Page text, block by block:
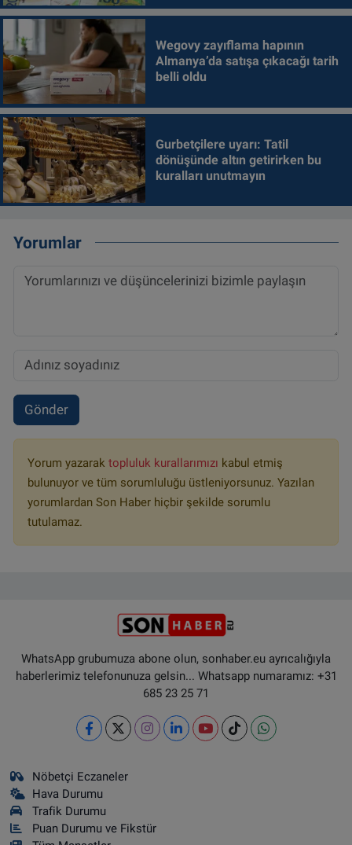
Wegovy zayıflama hapının
Almanya’da satışa çıkacağı tarih
belli oldu
Gurbetçilere uyarı: Tatil
dönüşünde altın getirirken bu
kuralları unutmayın
Yorumlar
Gönder
Yorum yazarak topluluk kurallarımızı kabul etmiş
bulunuyor ve tüm sorumluluğu üstleniyorsunuz. Yazılan
yorumlardan Son Haber hiçbir şekilde sorumlu
tutulamaz.
WhatsApp grubumuza abone olun, sonhaber.eu ayrıcalığıyla
haberlerimiz telefonunuza gelsin... Whatsapp numaramız: +31
685 23 25 71
Nöbetçi Eczaneler
Hava Durumu
Trafik Durumu
Puan Durumu ve Fikstür